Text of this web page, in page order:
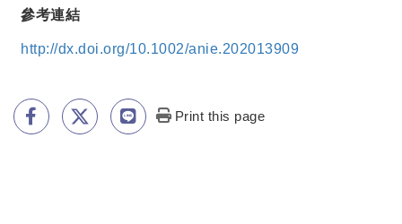
參考連結
http://dx.doi.org/10.1002/anie.202013909
Print this page